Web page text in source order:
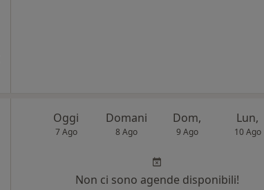
Oggi
7 Ago
Domani
8 Ago
Dom,
9 Ago
Lun,
10 Ago
Non ci sono agende disponibili!